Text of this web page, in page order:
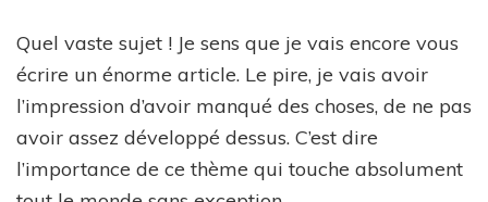
Quel vaste sujet ! Je sens que je vais encore vous
écrire un énorme article. Le pire, je vais avoir
l’impression d’avoir manqué des choses, de ne pas
avoir assez développé dessus. C’est dire
l’importance de ce thème qui touche absolument